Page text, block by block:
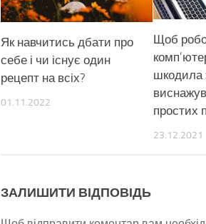
Як навчитись дбати про
себе і чи існує один
рецепт на всіх?
01.11.2022
Щоб
шкодила
простих
23.12.2021
ЗАЛИШИТИ ВІДПОВІДЬ